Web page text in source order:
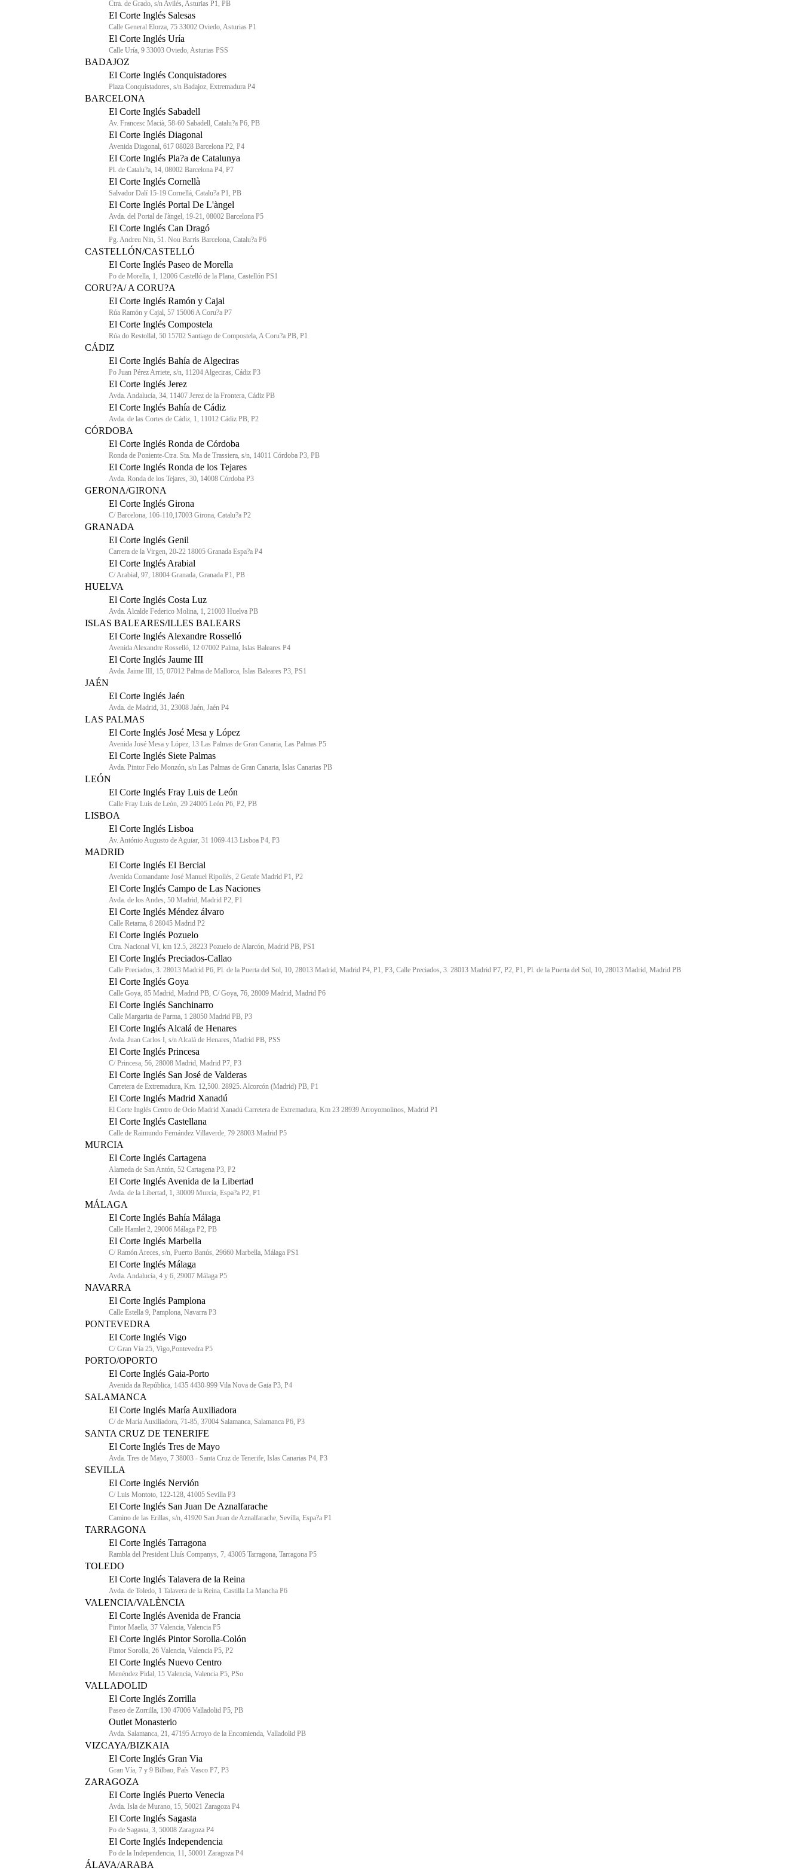
Ctra. de Grado, s/n Avilés, Asturias P1, PB
El Corte Inglés Salesas
Calle General Elorza, 75 33002 Oviedo, Asturias P1
El Corte Inglés Uría
Calle Uría, 9 33003 Oviedo, Asturias PSS
BADAJOZ
El Corte Inglés Conquistadores
Plaza Conquistadores, s/n Badajoz, Extremadura P4
BARCELONA
El Corte Inglés Sabadell
Av. Francesc Macià, 58-60 Sabadell, Catalu?a P6, PB
El Corte Inglés Diagonal
Avenida Diagonal, 617 08028 Barcelona P2, P4
El Corte Inglés Pla?a de Catalunya
Pl. de Catalu?a, 14, 08002 Barcelona P4, P7
El Corte Inglés Cornellà
Salvador Dalí 15-19 Cornellá, Catalu?a P1, PB
El Corte Inglés Portal De L'àngel
Avda. del Portal de l'àngel, 19-21, 08002 Barcelona P5
El Corte Inglés Can Dragó
Pg. Andreu Nin, 51. Nou Barris Barcelona, Catalu?a P6
CASTELLÓN/CASTELLÓ
El Corte Inglés Paseo de Morella
Po de Morella, 1, 12006 Castelló de la Plana, Castellón PS1
CORU?A/ A CORU?A
El Corte Inglés Ramón y Cajal
Rúa Ramón y Cajal, 57 15006 A Coru?a P7
El Corte Inglés Compostela
Rúa do Restollal, 50 15702 Santiago de Compostela, A Coru?a PB, P1
CÁDIZ
El Corte Inglés Bahía de Algeciras
Po Juan Pérez Arriete, s/n, 11204 Algeciras, Cádiz P3
El Corte Inglés Jerez
Avda. Andalucía, 34, 11407 Jerez de la Frontera, Cádiz PB
El Corte Inglés Bahía de Cádiz
Avda. de las Cortes de Cádiz, 1, 11012 Cádiz PB, P2
CÓRDOBA
El Corte Inglés Ronda de Córdoba
Ronda de Poniente-Ctra. Sta. Ma de Trassiera, s/n, 14011 Córdoba P3, PB
El Corte Inglés Ronda de los Tejares
Avda. Ronda de los Tejares, 30, 14008 Córdoba P3
GERONA/GIRONA
El Corte Inglés Girona
C/ Barcelona, 106-110,17003 Girona, Catalu?a P2
GRANADA
El Corte Inglés Genil
Carrera de la Virgen, 20-22 18005 Granada Espa?a P4
El Corte Inglés Arabial
C/ Arabial, 97, 18004 Granada, Granada P1, PB
HUELVA
El Corte Inglés Costa Luz
Avda. Alcalde Federico Molina, 1, 21003 Huelva PB
ISLAS BALEARES/ILLES BALEARS
El Corte Inglés Alexandre Rosselló
Avenida Alexandre Rosselló, 12 07002 Palma, Islas Baleares P4
El Corte Inglés Jaume III
Avda. Jaime III, 15, 07012 Palma de Mallorca, Islas Baleares P3, PS1
JAÉN
El Corte Inglés Jaén
Avda. de Madrid, 31, 23008 Jaén, Jaén P4
LAS PALMAS
El Corte Inglés José Mesa y López
Avenida José Mesa y López, 13 Las Palmas de Gran Canaria, Las Palmas P5
El Corte Inglés Siete Palmas
Avda. Pintor Felo Monzón, s/n Las Palmas de Gran Canaria, Islas Canarias PB
LEÓN
El Corte Inglés Fray Luis de León
Calle Fray Luis de León, 29 24005 León P6, P2, PB
LISBOA
El Corte Inglés Lisboa
Av. António Augusto de Aguiar, 31 1069-413 Lisboa P4, P3
MADRID
El Corte Inglés El Bercial
Avenida Comandante José Manuel Ripollés, 2 Getafe Madrid P1, P2
El Corte Inglés Campo de Las Naciones
Avda. de los Andes, 50 Madrid, Madrid P2, P1
El Corte Inglés Méndez álvaro
Calle Retama, 8 28045 Madrid P2
El Corte Inglés Pozuelo
Ctra. Nacional VI, km 12.5, 28223 Pozuelo de Alarcón, Madrid PB, PS1
El Corte Inglés Preciados-Callao
Calle Preciados, 3. 28013 Madrid P6, Pl. de la Puerta del Sol, 10, 28013 Madrid, Madrid P4, P1, P3, Calle Preciados, 3. 28013 Madrid P7, P2, P1, Pl. de la Puerta del Sol, 10, 28013 Madrid, Madrid PB
El Corte Inglés Goya
Calle Goya, 85 Madrid, Madrid PB, C/ Goya, 76, 28009 Madrid, Madrid P6
El Corte Inglés Sanchinarro
Calle Margarita de Parma, 1 28050 Madrid PB, P3
El Corte Inglés Alcalá de Henares
Avda. Juan Carlos I, s/n Alcalá de Henares, Madrid PB, PSS
El Corte Inglés Princesa
C/ Princesa, 56, 28008 Madrid, Madrid P7, P3
El Corte Inglés San José de Valderas
Carretera de Extremadura, Km. 12,500. 28925. Alcorcón (Madrid) PB, P1
El Corte Inglés Madrid Xanadú
El Corte Inglés Centro de Ocio Madrid Xanadú Carretera de Extremadura, Km 23 28939 Arroyomolinos, Madrid P1
El Corte Inglés Castellana
Calle de Raimundo Fernández Villaverde, 79 28003 Madrid P5
MURCIA
El Corte Inglés Cartagena
Alameda de San Antón, 52 Cartagena P3, P2
El Corte Inglés Avenida de la Libertad
Avda. de la Libertad, 1, 30009 Murcia, Espa?a P2, P1
MÁLAGA
El Corte Inglés Bahía Málaga
Calle Hamlet 2, 29006 Málaga P2, PB
El Corte Inglés Marbella
C/ Ramón Areces, s/n, Puerto Banús, 29660 Marbella, Málaga PS1
El Corte Inglés Málaga
Avda. Andalucía, 4 y 6, 29007 Málaga P5
NAVARRA
El Corte Inglés Pamplona
Calle Estella 9, Pamplona, Navarra P3
PONTEVEDRA
El Corte Inglés Vigo
C/ Gran Vía 25, Vigo,Pontevedra P5
PORTO/OPORTO
El Corte Inglés Gaia-Porto
Avenida da República, 1435 4430-999 Vila Nova de Gaia P3, P4
SALAMANCA
El Corte Inglés María Auxiliadora
C/ de María Auxiliadora, 71-85, 37004 Salamanca, Salamanca P6, P3
SANTA CRUZ DE TENERIFE
El Corte Inglés Tres de Mayo
Avda. Tres de Mayo, 7 38003 - Santa Cruz de Tenerife, Islas Canarias P4, P3
SEVILLA
El Corte Inglés Nervión
C/ Luis Montoto, 122-128, 41005 Sevilla P3
El Corte Inglés San Juan De Aznalfarache
Camino de las Erillas, s/n, 41920 San Juan de Aznalfarache, Sevilla, Espa?a P1
TARRAGONA
El Corte Inglés Tarragona
Rambla del President Lluís Companys, 7, 43005 Tarragona, Tarragona P5
TOLEDO
El Corte Inglés Talavera de la Reina
Avda. de Toledo, 1 Talavera de la Reina, Castilla La Mancha P6
VALENCIA/VALÈNCIA
El Corte Inglés Avenida de Francia
Pintor Maella, 37 Valencia, Valencia P5
El Corte Inglés Pintor Sorolla-Colón
Pintor Sorolla, 26 Valencia, Valencia P5, P2
El Corte Inglés Nuevo Centro
Menéndez Pidal, 15 Valencia, Valencia P5, PSo
VALLADOLID
El Corte Inglés Zorrilla
Paseo de Zorrilla, 130 47006 Valladolid P5, PB
Outlet Monasterio
Avda. Salamanca, 21, 47195 Arroyo de la Encomienda, Valladolid PB
VIZCAYA/BIZKAIA
El Corte Inglés Gran Via
Gran Vía, 7 y 9 Bilbao, País Vasco P7, P3
ZARAGOZA
El Corte Inglés Puerto Venecia
Avda. Isla de Murano, 15, 50021 Zaragoza P4
El Corte Inglés Sagasta
Po de Sagasta, 3, 50008 Zaragoza P4
El Corte Inglés Independencia
Po de la Independencia, 11, 50001 Zaragoza P4
ÁLAVA/ARABA